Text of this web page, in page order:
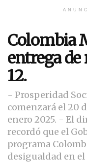
Colombia
entrega de
12.
- Prosperidad
comenzará el 20
enero 2025. - El
recordó que el
programa
desigualdad en el